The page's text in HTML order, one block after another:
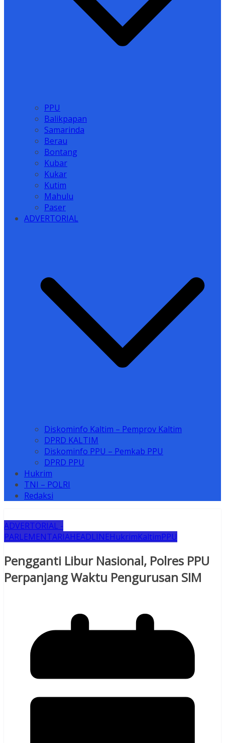
PPU
Balikpapan
Samarinda
Berau
Bontang
Kubar
Kukar
Kutim
Mahulu
Paser
ADVERTORIAL
Diskominfo Kaltim – Pemprov Kaltim
DPRD KALTIM
Diskominfo PPU – Pemkab PPU
DPRD PPU
Hukrim
TNI – POLRI
Redaksi
ADVERTORIAL -
PARLEMENTARIAHEADLINEHukrimKaltimPPU
Pengganti Libur Nasional, Polres PPU
Perpanjang Waktu Pengurusan SIM